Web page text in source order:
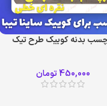
بدنه کوییک طرح تیک
450,000تومان